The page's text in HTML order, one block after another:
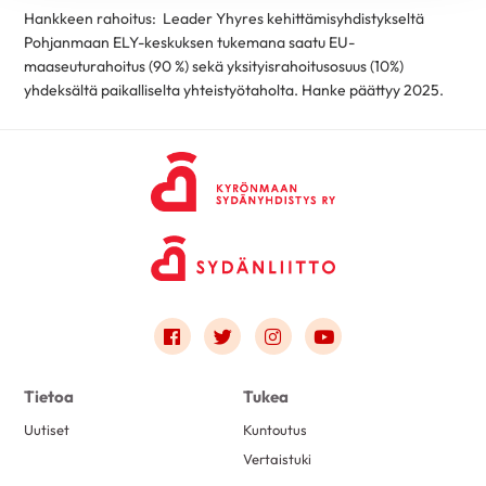
Hankkeen rahoitus: Leader Yhyres kehittämisyhdistykseltä
Pohjanmaan ELY-keskuksen tukemana saatu EU-
maaseuturahoitus (90 %) sekä yksityisrahoitusosuus (10%)
yhdeksältä paikalliselta yhteistyötaholta. Hanke päättyy 2025.
Link to facebook
Link to twitter
Link to instagram
Link to youtube
Tietoa
Uutiset
Tukea
Kuntoutus
Vertaistuki